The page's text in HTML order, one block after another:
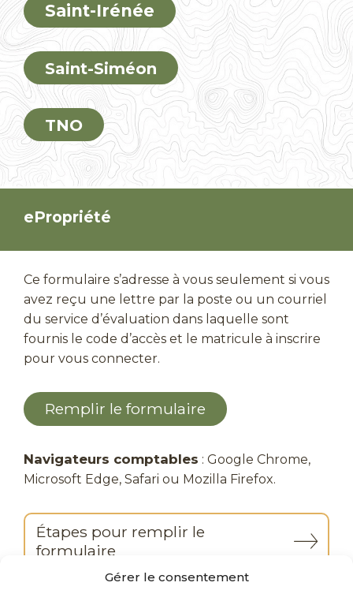
Gérer le consentement
Saint-Irénée
Saint-Siméon
TNO
ePropriété
Ce formulaire s’adresse à vous seulement si vous
avez reçu une lettre par la poste ou un courriel
du service d’évaluation dans laquelle sont
fournis le code d’accès et le matricule à inscrire
pour vous connecter.
Remplir le formulaire
Navigateurs comptables : Google Chrome,
Microsoft Edge, Safari ou Mozilla Firefox.
Étapes pour remplir le
formulaire